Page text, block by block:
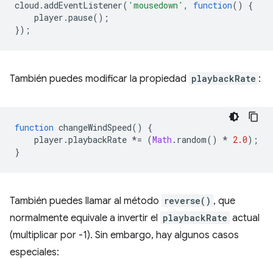
cloud .addEventListener( 'mousedown' , function()
{
player .pause();
});
También puedes modificar la propiedad playbackRate :
function changeWindSpeed()
{
player .playbackRate *= (Math . random() * 2.0);
}
También puedes llamar al método reverse() , que
normalmente equivale a invertir el playbackRate actual
(multiplicar por -1). Sin embargo, hay algunos casos
especiales: